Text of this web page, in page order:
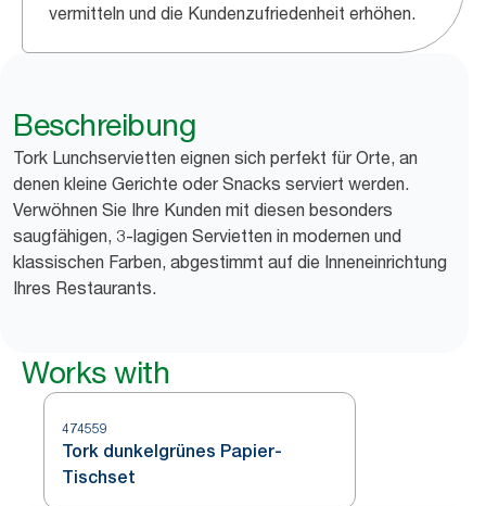
vermitteln und die Kundenzufriedenheit erhöhen.
Beschreibung
Tork Lunchservietten eignen sich perfekt für Orte, an
denen kleine Gerichte oder Snacks serviert werden.
Verwöhnen Sie Ihre Kunden mit diesen besonders
saugfähigen, 3-lagigen Servietten in modernen und
klassischen Farben, abgestimmt auf die Inneneinrichtung
Ihres Restaurants.
Works with
474559
Tork dunkelgrünes Papier-
Tischset